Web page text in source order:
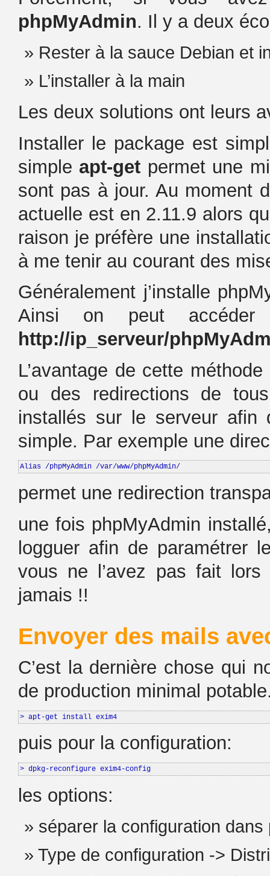
phpMyAdmin. Il y a deux
Rester à la sauce Debian et
L’installer à la main
Les deux solutions ont leurs
Installer le package est
simple apt-get permet une
sont pas à jour. Au moment
actuelle est en 2.11.9 alors
raison je préfère une
à me tenir au courant des
Généralement j’installe
Ainsi on peut accéder
http://ip_serveur/
L’avantage de cette
ou des redirections de
installés sur le serveur afin
simple. Par exemple une
Alias /phpMyAdmin /var/www/phpMyAdmin/
permet une redirection
une fois phpMyAdmin
logguer afin de paramétrer
vous ne l’avez pas fait lors
jamais !!
Envoyer des mails
C’est la dernière chose qui
de production minimal
> apt-get install exim4
puis pour la configuration:
> dpkg-reconfigure exim4-config
les options:
séparer la configuration
Type de configuration ->